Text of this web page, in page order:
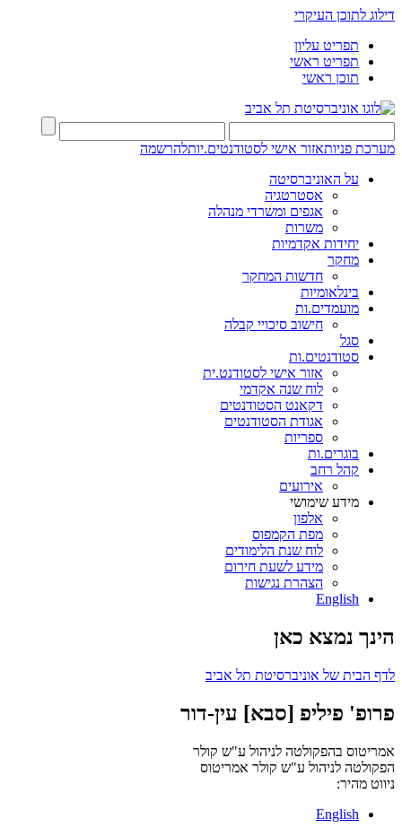
דילוג לתוכן העיקרי
תפריט עליון
תפריט ראשי
תוכן ראשי
מערכת פניותאזור אישי לסטודנטים.יותלהרשמה
על האוניברסיטה
אסטרטגיה
אגפים ומשרדי מנהלה
משרות
יחידות אקדמיות
מחקר
חדשות המחקר
בינלאומיות
מועמדים.ות
חישוב סיכויי קבלה
סגל
סטודנטים.ות
אזור אישי לסטודנט.ית
לוח שנה אקדמי
דקאנט הסטודנטים
אגודת הסטודנטים
ספריות
בוגרים.ות
קהל רחב
אירועים
מידע שימושי
אלפון
מפת הקמפוס
לוח שנת הלימודים
מידע לשעת חירום
הצהרת נגישות
English
הינך נמצא כאן
לדף הבית של אוניברסיטת תל אביב
פרופ' פיליפ [סבא] עין-דור
אמריטוס בהפקולטה לניהול ע"ש קולר
הפקולטה לניהול ע"ש קולר אמריטוס
ניווט מהיר:
English